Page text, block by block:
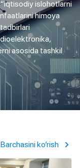
islohotlarni
himoya
asosida tashkil
Barchasini ko’rish